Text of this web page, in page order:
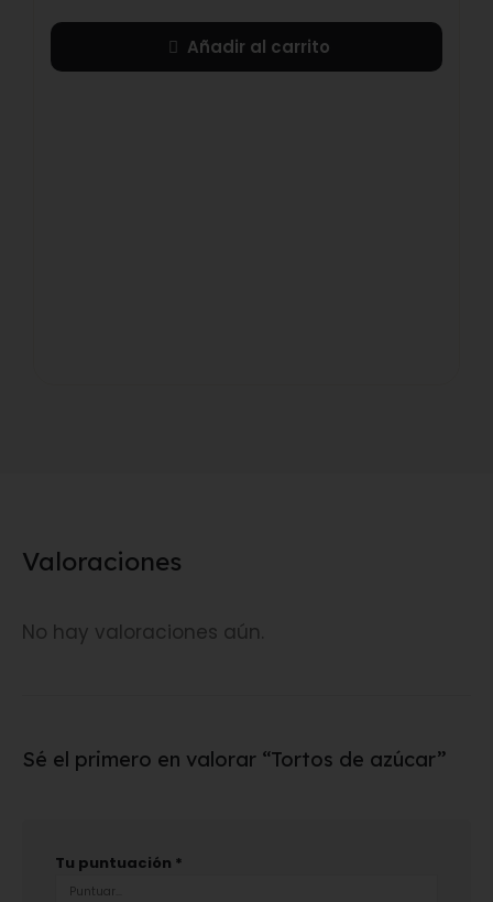
Añadir al carrito
Valoraciones
No hay valoraciones aún.
Sé el primero en valorar “Tortos de azúcar”
Tu puntuación *